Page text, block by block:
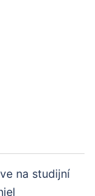
na studijní